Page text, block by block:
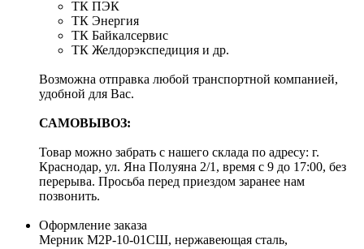
ТК ПЭК
ТК Энергия
ТК Байкалсервис
ТК Желдорэкспедиция и др.
Возможна отправка любой транспортной компанией,
удобной для Вас.
САМОВЫВОЗ:
Товар можно забрать с нашего склада по адресу: г.
Краснодар, ул. Яна Полуяна 2/1, время с 9 до 17:00, без
перерыва. Просьба перед приездом заранее нам
позвонить.
Оформление заказа
Мерник М2Р-10-01СШ, нержавеющая сталь,